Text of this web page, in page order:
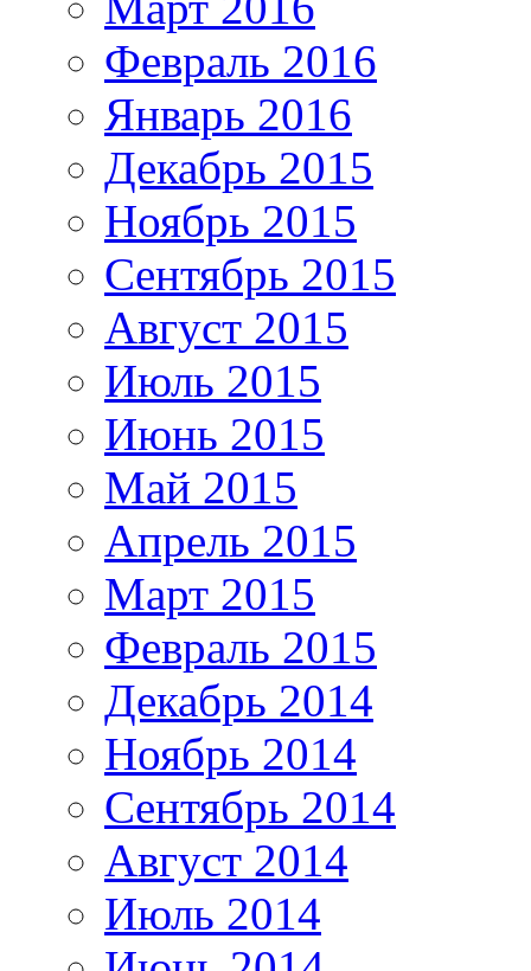
Февраль 2016
Январь 2016
Декабрь 2015
Ноябрь 2015
Сентябрь 2015
Август 2015
Июль 2015
Июнь 2015
Май 2015
Апрель 2015
Март 2015
Февраль 2015
Декабрь 2014
Ноябрь 2014
Сентябрь 2014
Август 2014
Июль 2014